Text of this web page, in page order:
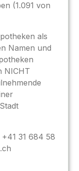
(1.091 von
als
Namen und
NICHT
| +41 31 684 58